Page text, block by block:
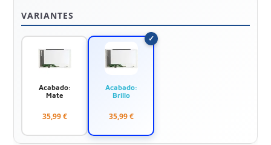
VARIANTES
Acabado:
Mate
35,99 €
Acabado:
Brillo
35,99 €